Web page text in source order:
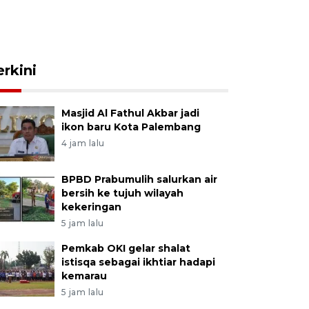
Masjid Al Fathul Akbar jadi
ikon baru Kota Palembang
4 jam lalu
BPBD Prabumulih salurkan air
bersih ke tujuh wilayah
kekeringan
5 jam lalu
Pemkab OKI gelar shalat
istisqa sebagai ikhtiar hadapi
kemarau
5 jam lalu